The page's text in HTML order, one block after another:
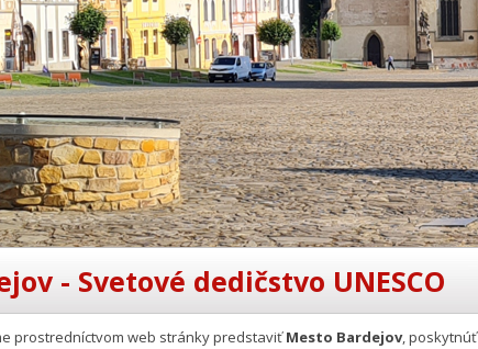
- Svetové dedičstvo UNESCO
prostredníctvom web stránky predstaviťMesto Bardejov, poskytnúť